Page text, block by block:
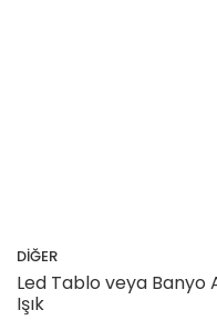
DİĞER
Led Tablo veya Banyo
Işık